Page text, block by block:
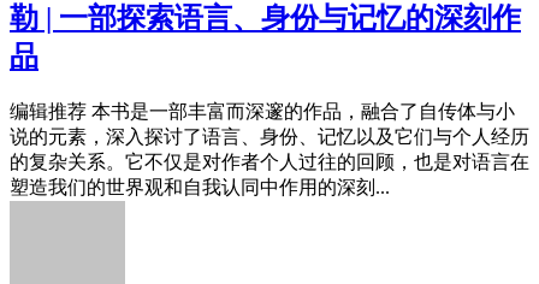
勒 | 一部探索语言、身份与记忆的深刻作
品
编辑推荐 本书是一部丰富而深邃的作品，融合了自传体与小
说的元素，深入探讨了语言、身份、记忆以及它们与个人经历
的复杂关系。它不仅是对作者个人过往的回顾，也是对语言在
塑造我们的世界观和自我认同中作用的深刻...